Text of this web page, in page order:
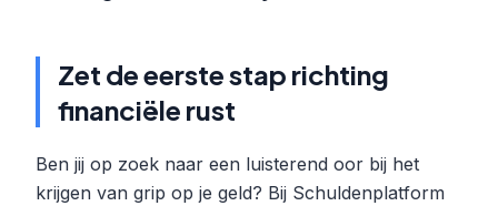
Zet de eerste stap richting
financiële rust
Ben jij op zoek naar een luisterend oor bij het
krijgen van grip op je geld? Bij Schuldenplatform